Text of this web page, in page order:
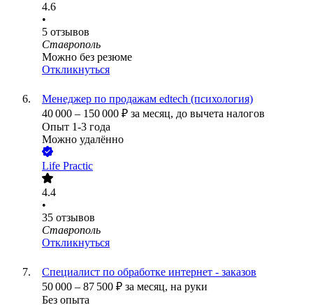
4.6
•
5 отзывов
Ставрополь
Можно без резюме
Откликнуться
Менеджер по продажам edtech (психология)
40 000 – 150 000 ₽ за месяц, до вычета налогов
Опыт 1-3 года
Можно удалённо
Life Practic
4.4
•
35 отзывов
Ставрополь
Откликнуться
Специалист по обработке интернет - заказов
50 000 – 87 500 ₽ за месяц, на руки
Без опыта